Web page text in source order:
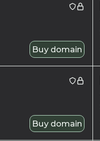
Buy domain
Buy domain